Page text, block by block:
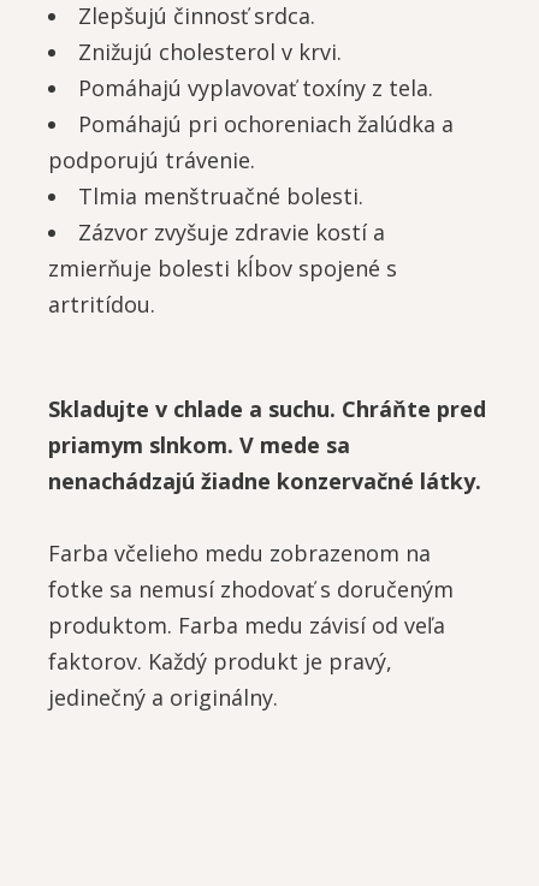
Zlepšujú činnosť srdca.
Znižujú cholesterol v krvi.
Pomáhajú vyplavovať toxíny z tela.
Pomáhajú pri ochoreniach žalúdka a
podporujú trávenie.
Tlmia menštruačné bolesti.
Zázvor zvyšuje zdravie kostí a
zmierňuje bolesti kĺbov spojené s
artritídou.
Skladujte v chlade a suchu. Chráňte pred
priamym slnkom. V mede sa
nenachádzajú žiadne konzervačné látky.
Farba včelieho medu zobrazenom na
fotke sa nemusí zhodovať s doručeným
produktom. Farba medu závisí od veľa
faktorov. Každý produkt je pravý,
jedinečný a originálny.